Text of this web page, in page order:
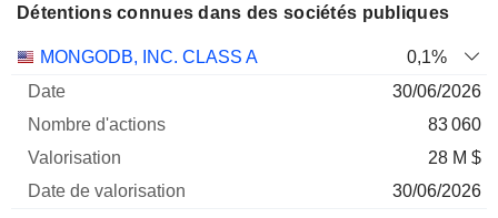
Détentions connues dans des sociétés publiques
Nombre
Date de
MONGODB, INC. CLASS A
0,1%
30/06/2026
83 060
28 M $
30/06/2026